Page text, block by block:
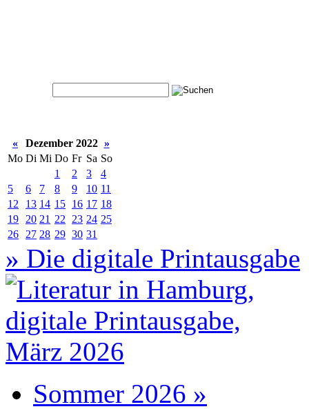
« Dezember 2022 »
Mo Di Mi Do Fr Sa So
1
2 3
4
5
6 7 8 9 10 11
12
13 14 15 16 17 18
19
20 21 22 23 24 25
26
27 28 29 30 31
» Die digitale Printausgabe
Sommer 2026 »